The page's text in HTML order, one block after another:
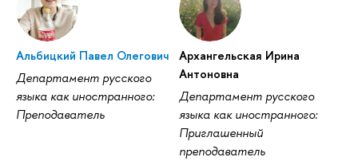
Альбицкий Павел Олегович
Департамент русского
языка как иностранного:
Преподаватель
Архангельская Ирина
Антоновна
Департамент русского
языка как иностранного:
Приглашенный
преподаватель